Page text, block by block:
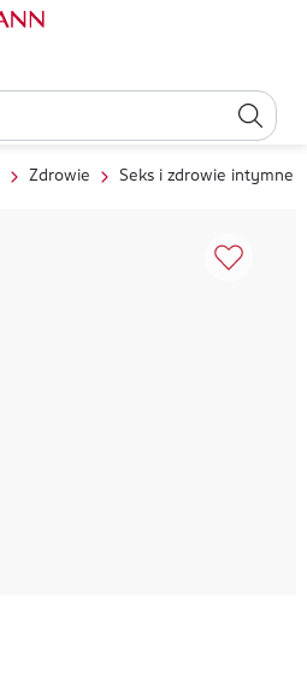
Zdrowie Seks i zdrowie intymne